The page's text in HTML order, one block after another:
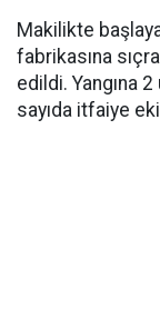
Makilikte
fabrikasına
edildi. Yangına
sayıda itfaiye